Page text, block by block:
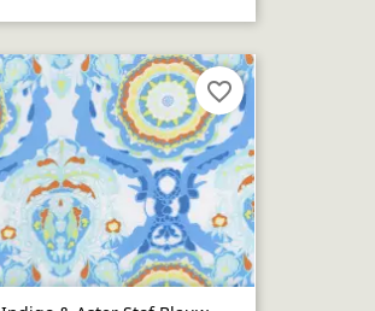
favorite_border